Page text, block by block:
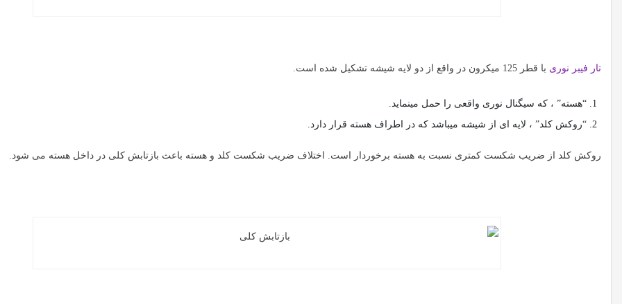
تار فیبر نوری با قطر 125 میکرون در واقع از دو لایه شیشه تشکیل شده است.
“هسته” ، که سیگنال نوری واقعی را حمل مینماید.
“روکش کلد” ، لایه ای از شیشه میباشد که در اطراف هسته قرار دارد.
روکش کلد از ضریب شکست کمتری نسبت به هسته برخوردار است. اختلاف ضریب شکست کلد و هسته باعث بازتابش کلی در داخل هسته می شود.